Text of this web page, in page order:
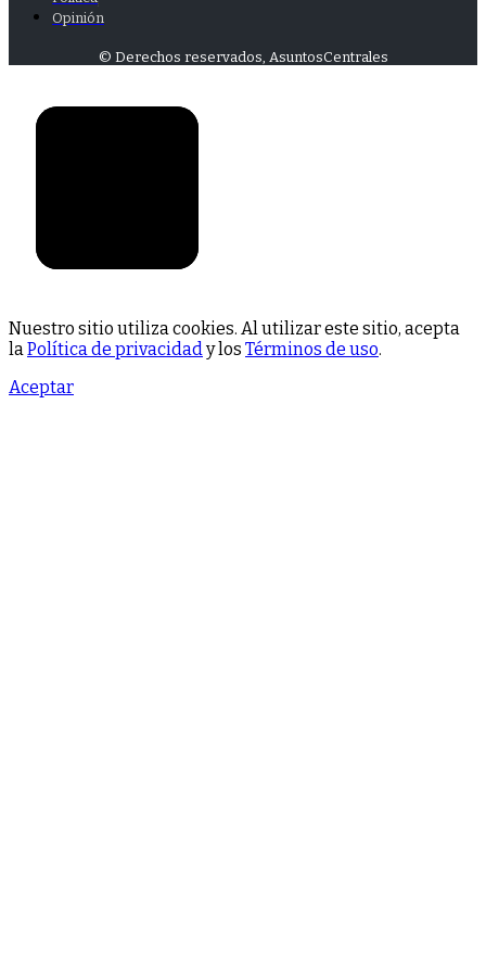
Opinión
© Derechos reservados, AsuntosCentrales
Nuestro sitio utiliza cookies. Al utilizar este sitio, acepta
laPolítica de privacidady los Términos de uso.
Aceptar